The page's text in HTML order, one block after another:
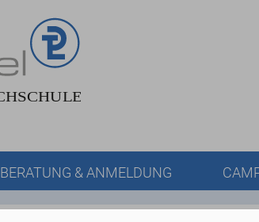
BERATUNG & ANMELDUNG